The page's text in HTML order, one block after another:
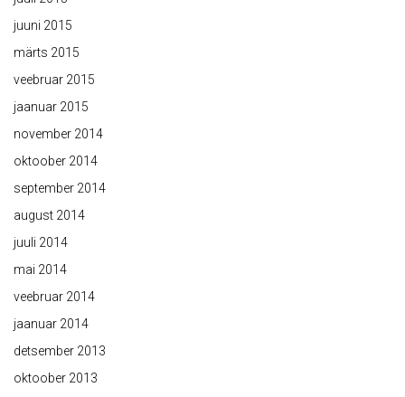
juuni 2015
märts 2015
veebruar 2015
jaanuar 2015
november 2014
oktoober 2014
september 2014
august 2014
juuli 2014
mai 2014
veebruar 2014
jaanuar 2014
detsember 2013
oktoober 2013